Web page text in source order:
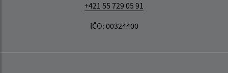
+421 55 729 05 91
IČO: 00324400